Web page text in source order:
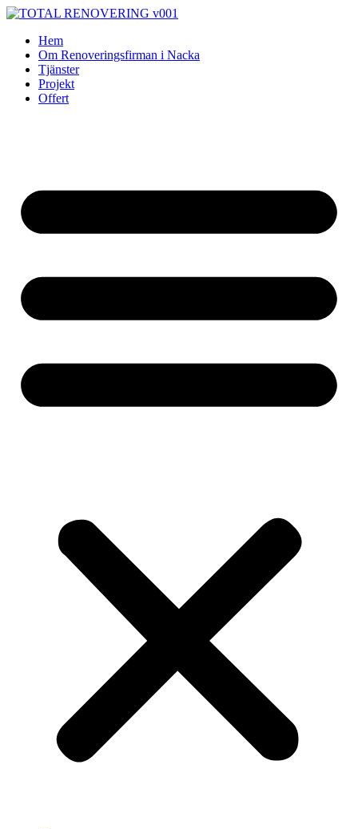
Skip
contentHem
Om Renoveringsfirman i Nacka
Tjänster
Projekt
Offert